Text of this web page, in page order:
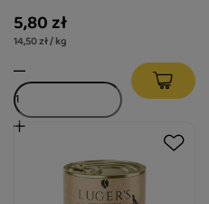
5,80 zł
14,50 zł / kg